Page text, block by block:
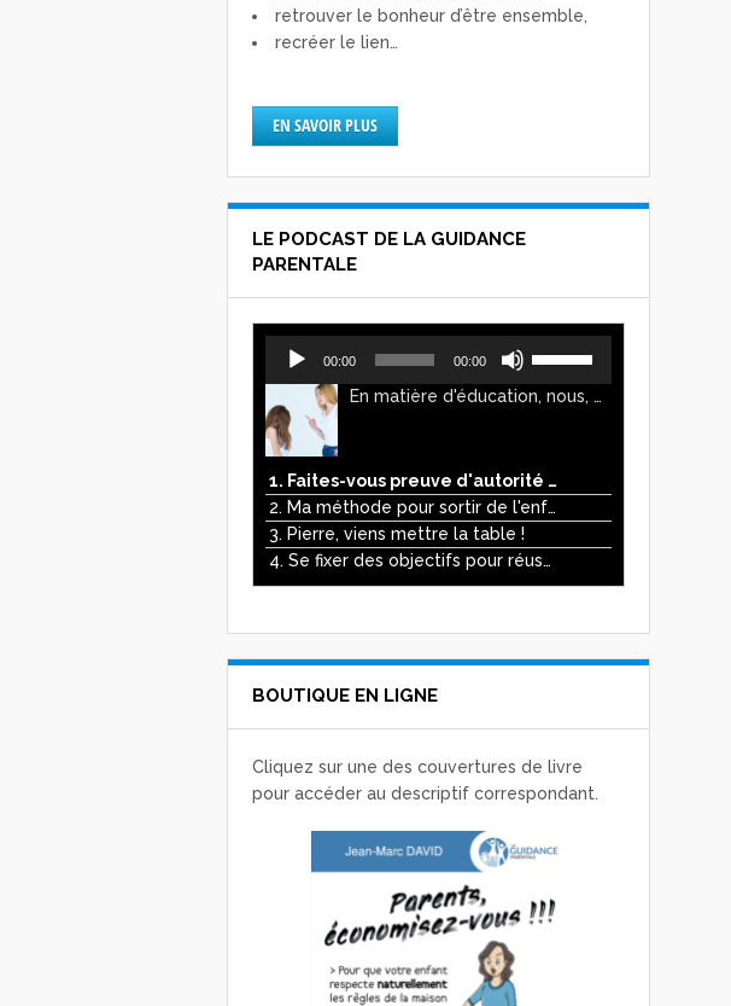
retrouver le bonheur d’être ensemble,
recréer le lien…
EN SAVOIR PLUS
LE PODCAST DE LA GUIDANCE
PARENTALE
Lecteur
audio
00:00 00:00
flèches
augmenter
ou
diminuer
le
En matière d'éducation, nous, parents, avons l'impression de faire preuve d'autorité. Mais n'est-ce pas, parfois, plutôt un jeu de pouvoir ? Ce podcast vous permettra d'y voir plus clair !
1. Faites-vous preuve d'autorité ou de pouvoir avec vos enfants ?
2. Ma méthode pour sortir de l'enfer des écrans
3. Pierre, viens mettre la table !
4. Se fixer des objectifs pour réussir
BOUTIQUE EN LIGNE
Cliquez sur une des couvertures de livre
pour accéder au descriptif correspondant.